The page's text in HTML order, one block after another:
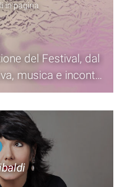
in pagina
del Festival, dal
musica e incontri